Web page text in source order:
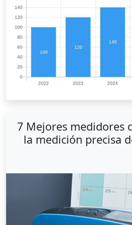
7 Mejores medidores
la medición precisa